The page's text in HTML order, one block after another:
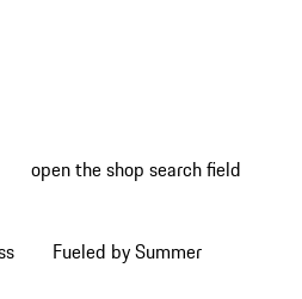
open the shop search field
Fueled by Summer